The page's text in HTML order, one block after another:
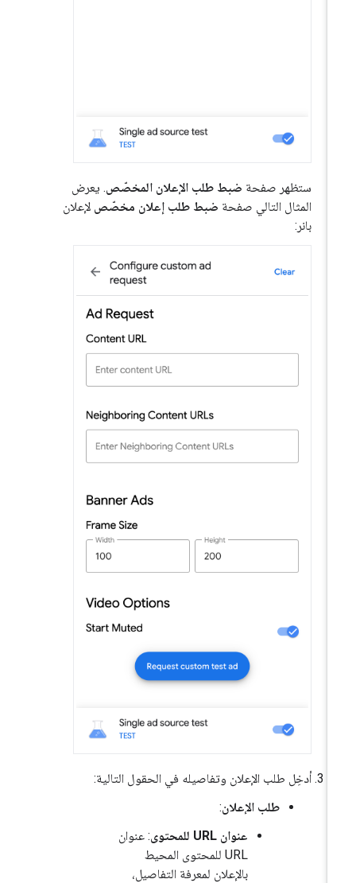
ستظهر صفحةضبط طلب الإعلان المخصّص. يعرض
المثال التالي صفحةضبط طلب إعلان مخصّصلإعلان
أدخِل طلب الإعلان وتفاصيله في الحقول التالية:
طلب الإعلان:
عنوان URL للمحتوى
: عنوان
URL للمحتوى المحيط
بالإعلان لمعرفة التفاصيل،